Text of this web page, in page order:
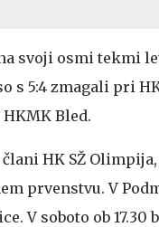
svoji osmi tekmi
s 5:4 zmagali pri
Bled.
HK SŽ
prvenstvu. V
V soboto ob